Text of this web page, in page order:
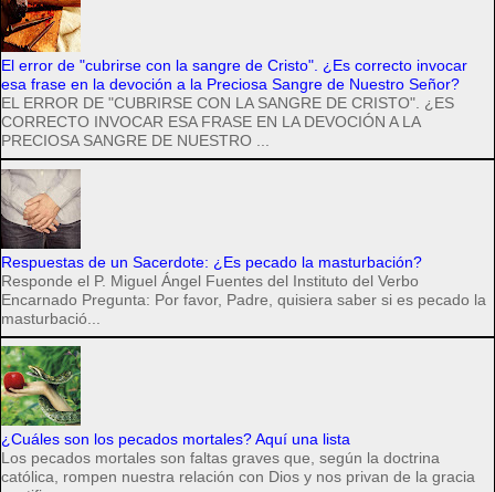
El error de "cubrirse con la sangre de Cristo". ¿Es correcto invocar
esa frase en la devoción a la Preciosa Sangre de Nuestro Señor?
EL ERROR DE "CUBRIRSE CON LA SANGRE DE CRISTO". ¿ES
CORRECTO INVOCAR ESA FRASE EN LA DEVOCIÓN A LA
PRECIOSA SANGRE DE NUESTRO ...
Respuestas de un Sacerdote: ¿Es pecado la masturbación?
Responde el P. Miguel Ángel Fuentes del Instituto del Verbo
Encarnado Pregunta: Por favor, Padre, quisiera saber si es pecado la
masturbació...
¿Cuáles son los pecados mortales? Aquí una lista
Los pecados mortales son faltas graves que, según la doctrina
católica, rompen nuestra relación con Dios y nos privan de la gracia